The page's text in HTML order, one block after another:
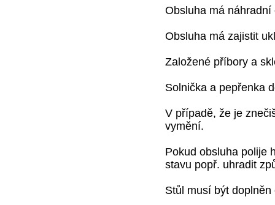
Obsluha má
Obsluha má zajistit
Založené příbory a
Solnička a pepřenka
V případě, že je
vymění.
Pokud obsluha polije
stavu popř. uhradit
Stůl musí být